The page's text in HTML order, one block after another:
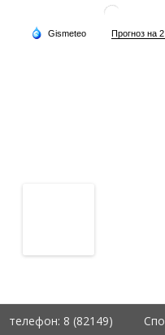
телефон: 8 (82149)